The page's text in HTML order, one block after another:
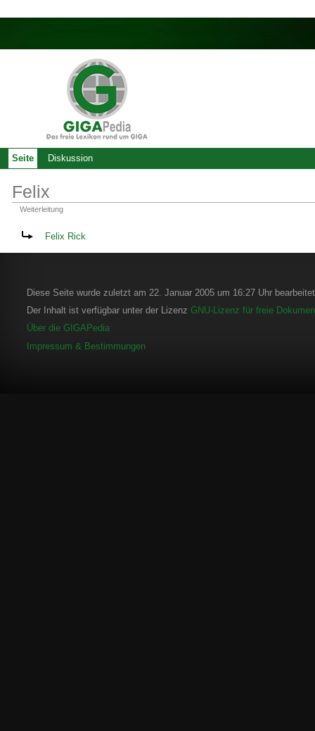
Felix
Weiterleitung
Weiterleitung nach:
Felix Rick
Seite Diskussion
Diese Seite wurde zuletzt am 22. Januar 2005 um 16:27 Uhr
Der Inhalt ist verfügbar unter der Lizenz GNU-Lizenz für freie
Über die GIGAPedia
Impressum & Bestimmungen